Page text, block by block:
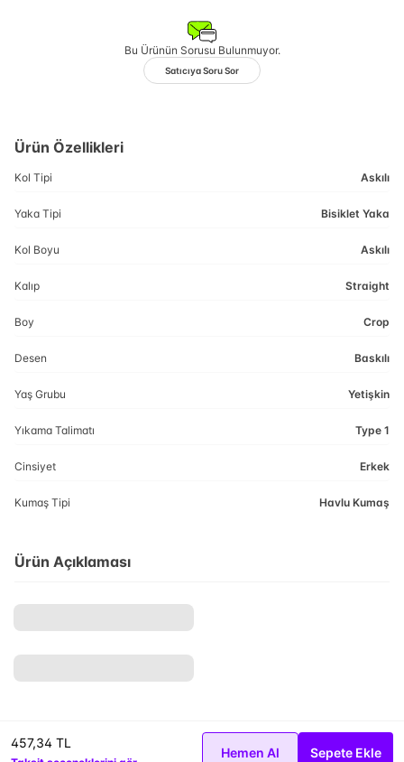
Bu Ürünün Sorusu Bulunmuyor.
Satıcıya Soru Sor
457,34 TL
Hemen Al Sepete Ekle
Ürün Özellikleri
Kol Tipi Askılı
Yaka Tipi Bisiklet Yaka
Kol Boyu Askılı
Kalıp Straight
Boy Crop
Desen Baskılı
Yaş Grubu Yetişkin
Yıkama Talimatı Type 1
Cinsiyet Erkek
Kumaş Tipi Havlu Kumaş
Ürün Açıklaması